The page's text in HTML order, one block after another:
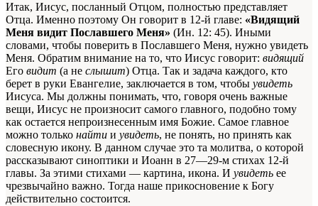
Итак, Иисус, посланный Отцом, полностью представляет
Отца. Именно поэтому Он говорит в 12-й главе: «Видящий
Меня видит Пославшего Меня» (Ин. 12: 45). Иными
словами, чтобы поверить в Пославшего Меня, нужно увидеть
Меня. Обратим внимание на то, что Иисус говорит: видящий
Его видит (а не слышит) Отца. Так и задача каждого, кто
берет в руки Евангелие, заключается в том, чтобы увидеть
Иисуса. Мы должны понимать, что, говоря очень важные
вещи, Иисус не произносит самого главного, подобно тому
как остается непроизнесенным имя Божие. Самое главное
можно только найти и увидеть, не понять, но принять как
словесную икону. В данном случае это та молитва, о которой
рассказывают синоптики и Иоанн в 27—29-м стихах 12-й
главы. За этими стихами — картина, икона. И увидеть ее
чрезвычайно важно. Тогда наше прикосновение к Богу
действительно состоится.